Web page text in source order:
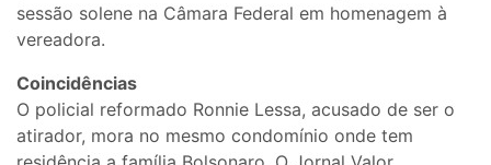
sessão solene na Câmara Federal em homenagem à
vereadora.
Coincidências
O policial reformado Ronnie Lessa, acusado de ser o
atirador, mora no mesmo condomínio onde tem